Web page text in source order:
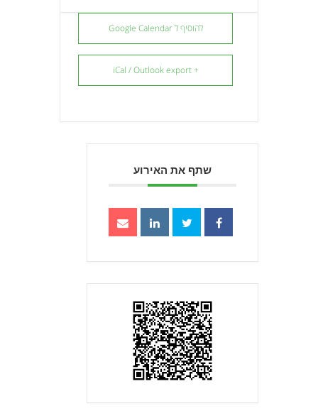
להוסיף ל Google Calendar
+ iCal / Outlook export
שתף את האירוע